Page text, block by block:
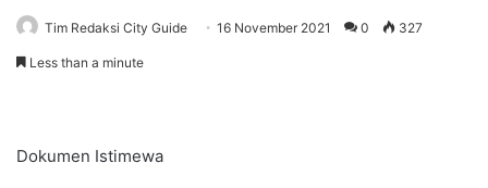
Tim Redaksi City Guide 16 November 2021 0 327
Less than a minute
Dokumen Istimewa